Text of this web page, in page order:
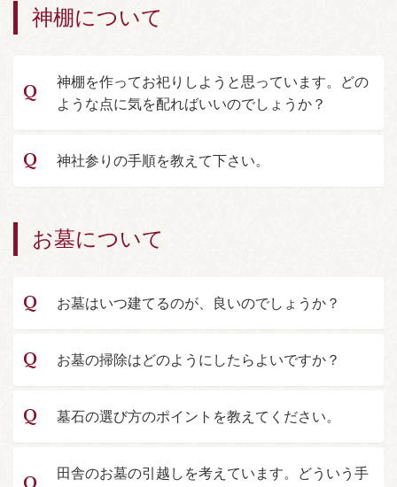
神棚について
神棚を作ってお祀りしようと思っています。どの
ような点に気を配ればいいのでしょうか？
神社参りの手順を教えて下さい。
お墓について
お墓はいつ建てるのが、良いのでしょうか？
お墓の掃除はどのようにしたらよいですか？
墓石の選び方のポイントを教えてください。
田舎のお墓の引越しを考えています。どういう手